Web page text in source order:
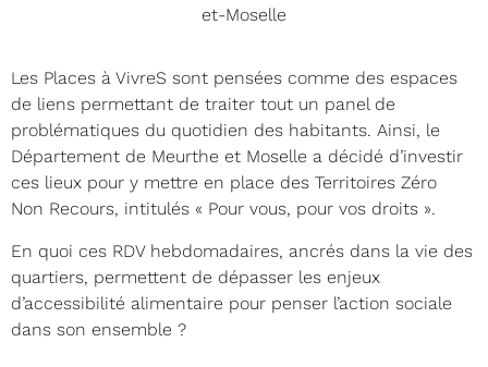
et-Moselle
Les Places à VivreS sont pensées comme des espaces
de liens permettant de traiter tout un panel de
problématiques du quotidien des habitants. Ainsi, le
Département de Meurthe et Moselle a décidé d’investir
ces lieux pour y mettre en place des Territoires Zéro
Non Recours, intitulés « Pour vous, pour vos droits ».
En quoi ces RDV hebdomadaires, ancrés dans la vie des
quartiers, permettent de dépasser les enjeux
d’accessibilité alimentaire pour penser l’action sociale
dans son ensemble ?